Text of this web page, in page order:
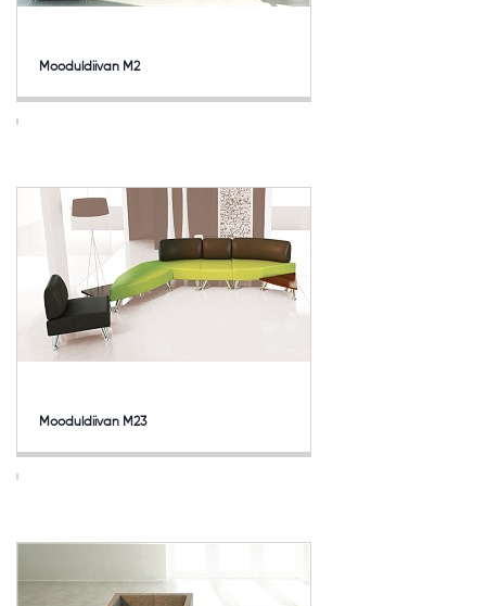
Mooduldiivan M2
Mooduldiivan M23